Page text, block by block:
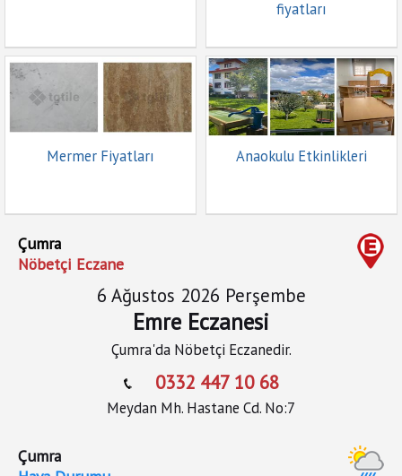
fiyatları
Mermer Fiyatları Anaokulu Etkinlikleri
Çumra
Nöbetçi Eczane
6 Ağustos 2026 Perşembe
Emre Eczanesi
Çumra'da Nöbetçi Eczanedir.
0332 447 10 68
Meydan Mh. Hastane Cd. No:7
Çumra